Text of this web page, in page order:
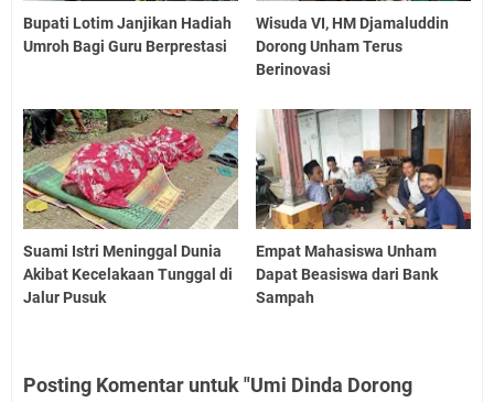
Bupati Lotim Janjikan Hadiah
Umroh Bagi Guru Berprestasi
Wisuda VI, HM Djamaluddin
Dorong Unham Terus
Berinovasi
Suami Istri Meninggal Dunia
Akibat Kecelakaan Tunggal di
Jalur Pusuk
Empat Mahasiswa Unham
Dapat Beasiswa dari Bank
Sampah
Posting Komentar untuk "Umi Dinda Dorong